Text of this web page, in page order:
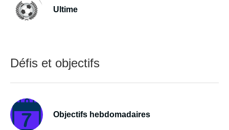
Ultime
Défis et objectifs
Objectifs hebdomadaires